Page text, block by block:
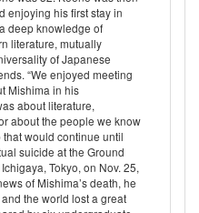
enjoying his first stay in
deep knowledge of
literature, mutually
of Japanese
“We enjoyed meeting
Mishima in his
about literature,
about the people we know
that would continue until
suicide at the Ground
Tokyo, on Nov. 25,
of Mishima’s death, he
the world lost a great